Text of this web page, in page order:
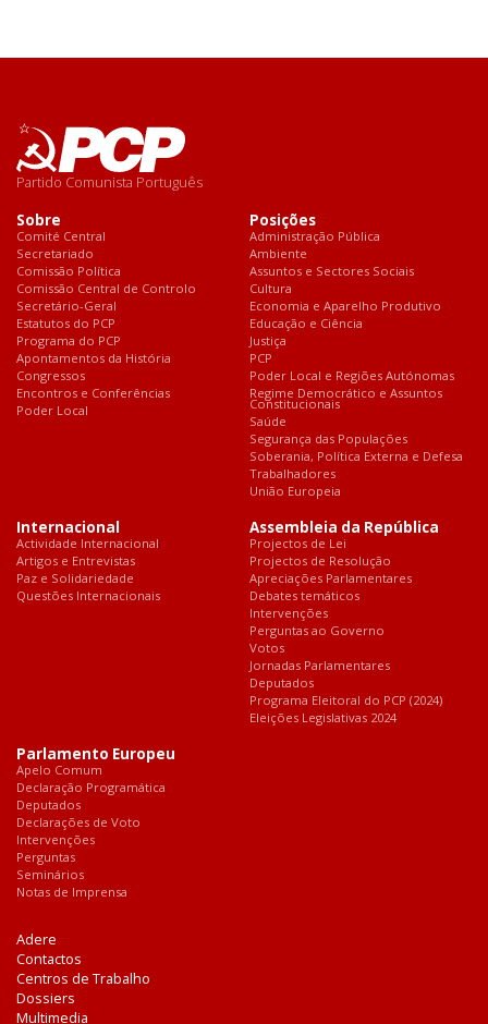
Partido Comunista Português
Sobre
Comité Central
Secretariado
Comissão Política
Comissão Central de Controlo
Secretário-Geral
Estatutos do PCP
Programa do PCP
Apontamentos da História
Congressos
Encontros e Conferências
Poder Local
Posições
Administração Pública
Ambiente
Assuntos e Sectores Sociais
Cultura
Economia e Aparelho Produtivo
Educação e Ciência
Justiça
PCP
Poder Local e Regiões Autónomas
Regime Democrático e Assuntos
Constitucionais
Saúde
Segurança das Populações
Soberania, Política Externa e Defesa
Trabalhadores
União Europeia
Internacional
Actividade Internacional
Artigos e Entrevistas
Paz e Solidariedade
Questões Internacionais
Assembleia da República
Projectos de Lei
Projectos de Resolução
Apreciações Parlamentares
Debates temáticos
Intervenções
Perguntas ao Governo
Votos
Jornadas Parlamentares
Deputados
Programa Eleitoral do PCP (2024)
Eleições Legislativas 2024
Parlamento Europeu
Apelo Comum
Declaração Programática
Deputados
Declarações de Voto
Intervenções
Perguntas
Seminários
Notas de Imprensa
Adere
Contactos
Centros de Trabalho
Dossiers
Multimedia